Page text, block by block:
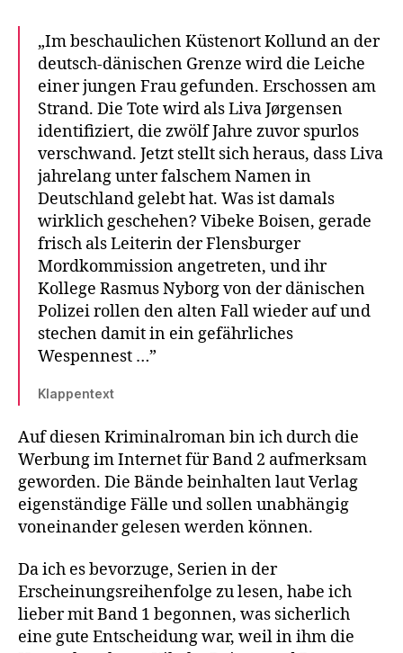
„Im beschaulichen Küstenort Kollund an der
deutsch-dänischen Grenze wird die Leiche
einer jungen Frau gefunden. Erschossen am
Strand. Die Tote wird als Liva Jørgensen
identifiziert, die zwölf Jahre zuvor spurlos
verschwand. Jetzt stellt sich heraus, dass Liva
jahrelang unter falschem Namen in
Deutschland gelebt hat. Was ist damals
wirklich geschehen? Vibeke Boisen, gerade
frisch als Leiterin der Flensburger
Mordkommission angetreten, und ihr
Kollege Rasmus Nyborg von der dänischen
Polizei rollen den alten Fall wieder auf und
stechen damit in ein gefährliches
Wespennest …”
Klappentext
Auf diesen Kriminalroman bin ich durch die
Werbung im Internet für Band 2 aufmerksam
geworden. Die Bände beinhalten laut Verlag
eigenständige Fälle und sollen unabhängig
voneinander gelesen werden können.
Da ich es bevorzuge, Serien in der
Erscheinungsreihenfolge zu lesen, habe ich
lieber mit Band 1 begonnen, was sicherlich
eine gute Entscheidung war, weil in ihm die